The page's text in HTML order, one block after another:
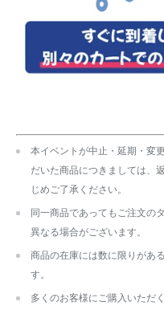
本イベントが中止・延期・変
だいた商品につきましては、
じめご了承ください。
同一商品であってもご注文の
異なる場合がございます。
商品の在庫には数に限りがあ
す。
多くのお客様にご購入いただ